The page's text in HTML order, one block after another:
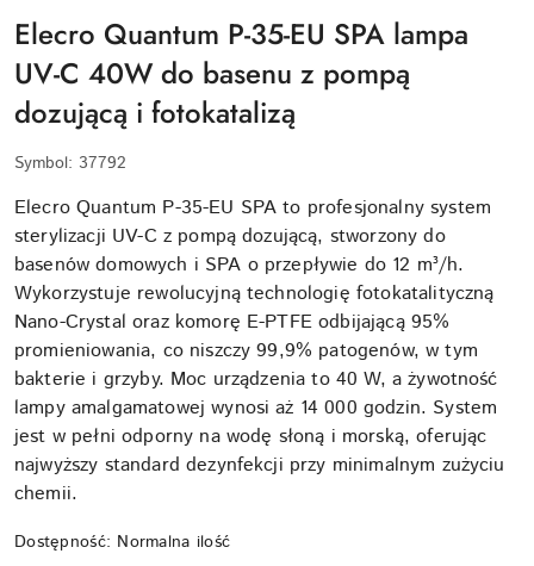
Elecro Quantum P-35-EU SPA lampa
UV-C 40W do basenu z pompą
dozującą i fotokatalizą
Symbol: 37792
Elecro Quantum P-35-EU SPA to profesjonalny system
sterylizacji UV-C z pompą dozującą, stworzony do
basenów domowych i SPA o przepływie do 12 m³/h.
Wykorzystuje rewolucyjną technologię fotokatalityczną
Nano-Crystal oraz komorę E-PTFE odbijającą 95%
promieniowania, co niszczy 99,9% patogenów, w tym
bakterie i grzyby. Moc urządzenia to 40 W, a żywotność
lampy amalgamatowej wynosi aż 14 000 godzin. System
jest w pełni odporny na wodę słoną i morską, oferując
najwyższy standard dezynfekcji przy minimalnym zużyciu
chemii.
Dostępność: Normalna ilość